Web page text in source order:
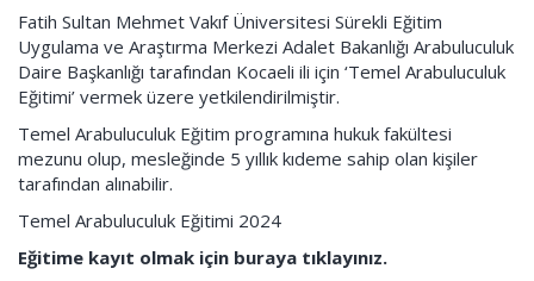
Fatih Sultan Mehmet Vakıf Üniversitesi Sürekli Eğitim
Uygulama ve Araştırma Merkezi Adalet Bakanlığı Arabuluculuk
Daire Başkanlığı tarafından Kocaeli ili için ‘Temel Arabuluculuk
Eğitimi’ vermek üzere yetkilendirilmiştir.
Temel Arabuluculuk Eğitim programına hukuk fakültesi
mezunu olup, mesleğinde 5 yıllık kıdeme sahip olan kişiler
tarafından alınabilir.
Temel Arabuluculuk Eğitimi 2024
Eğitime kayıt olmak için buraya tıklayınız.